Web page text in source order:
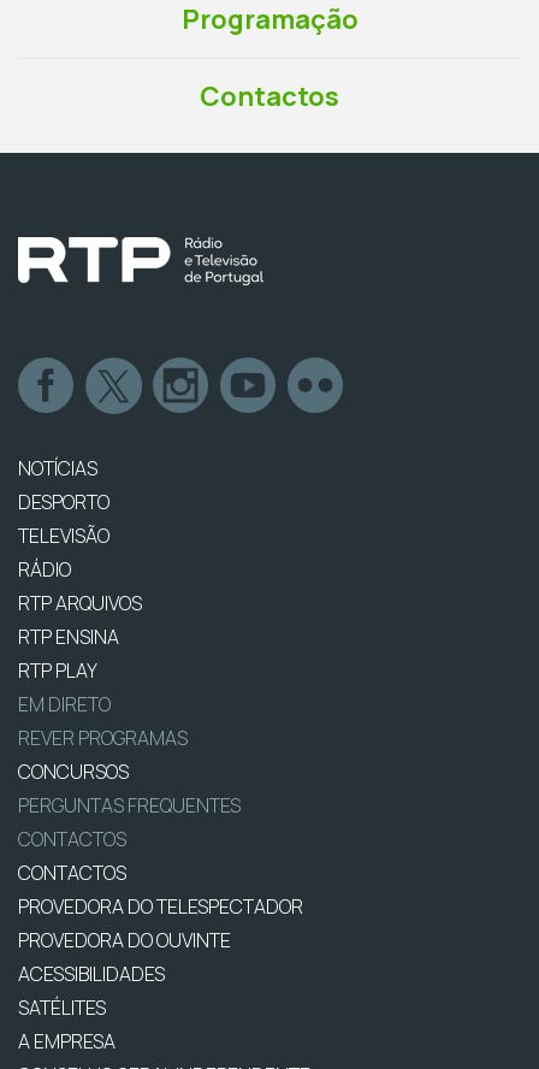
Programação
Contactos
NOTÍCIAS
DESPORTO
TELEVISÃO
RÁDIO
RTP ARQUIVOS
RTP ENSINA
RTP PLAY
EM DIRETO
REVER PROGRAMAS
CONCURSOS
PERGUNTAS FREQUENTES
CONTACTOS
CONTACTOS
PROVEDORA DO TELESPECTADOR
PROVEDORA DO OUVINTE
ACESSIBILIDADES
SATÉLITES
A EMPRESA